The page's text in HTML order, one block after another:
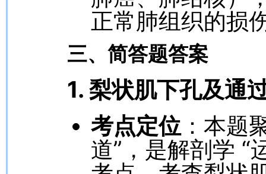
正常肺组织的损
三、简答题答案
1. 梨状肌下孔及通
考点定位 ：本题
道”，是解剖学 “